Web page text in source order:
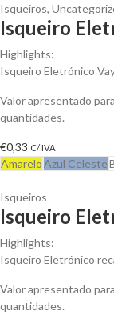
Isqueiros,
Isqueiro
Highlights:
Isqueiro Eletrónico
Valor apresentado
quantidades.
€0,33 C/ IVA
AmareloAzul Celeste
Isqueiros
Isqueiro
Highlights:
Isqueiro Eletrónico
Valor apresentado
quantidades.